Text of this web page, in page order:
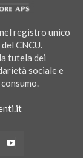
registro unico
CNCU.
tutela dei
sociale e